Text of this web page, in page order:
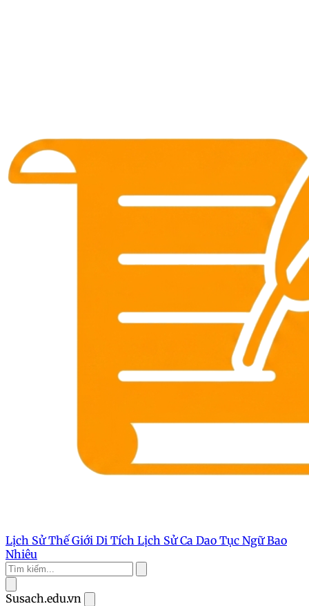
Lịch Sử Thế Giới Di Tích Lịch SửCa Dao Tục NgữBao
Nhiêu
Susach.edu.vn